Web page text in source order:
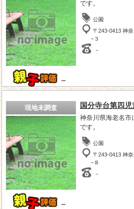
－
です。
公園
〒243-0413 神
−３
－
現地未調査
－
国分寺台第四児
神奈川県海老名市
です。
公園
〒243-0413 神
−８
－